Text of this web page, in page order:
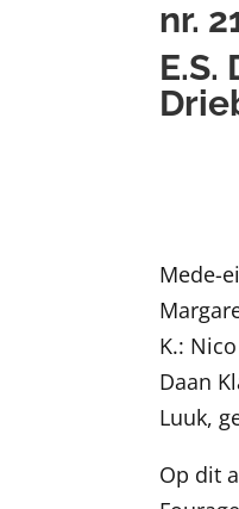
nr.
E.S.
Mede-
K.:
Daan
Luuk,
Op dit